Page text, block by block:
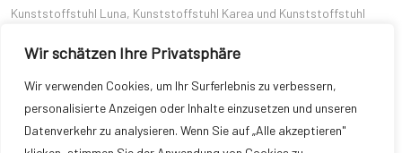
Wir schätzen Ihre Privatsphäre
Wir verwenden Cookies, um Ihr Surferlebnis zu verbessern,
personalisierte Anzeigen oder Inhalte einzusetzen und unseren
Datenverkehr zu analysieren. Wenn Sie auf „Alle akzeptieren"
Kunststoffstuhl Luna, Kunststoffstuhl Karea und Kunststoffstuhl
von Kunststoffmöbeln. Diese Stühle beweisen, dass Eleganz nicht
immer komplex sein muss, sondern oft in der Einfachheit und
Minimalismus liegt. Investieren Sie in einen dieser kunstvoll gestalteten
Kunststoffstühle und bringen Sie zeitgenössischen Stil und zeitlose
Eleganz in Ihre Räumlichkeiten. Lassen Sie sich von ihrer ästhetischen